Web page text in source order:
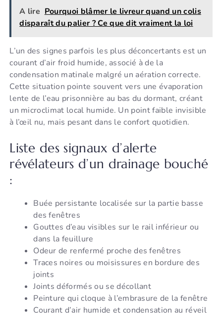
A lire Pourquoi blâmer le livreur quand un colis
disparaît du palier ? Ce que dit vraiment la loi
L’un des signes parfois les plus déconcertants est un
courant d’air froid humide, associé à de la
condensation matinale malgré un aération correcte.
Cette situation pointe souvent vers une évaporation
lente de l’eau prisonnière au bas du dormant, créant
un microclimat local humide. Un point faible invisible
à l’œil nu, mais pesant dans le confort quotidien.
Liste des signaux d’alerte
révélateurs d’un drainage bouché
:
Buée persistante localisée sur la partie basse
des fenêtres
Gouttes d’eau visibles sur le rail inférieur ou
dans la feuillure
Odeur de renfermé proche des fenêtres
Traces noires ou moisissures en bordure des
joints
Joints déformés ou se décollant
Peinture qui cloque à l’embrasure de la fenêtre
Courant d’air humide et condensation au réveil